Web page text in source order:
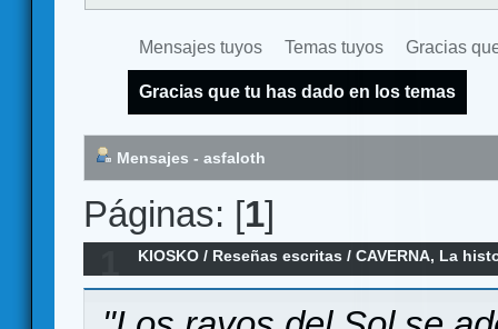
Mensajes tuyos Temas tuyos Gracias
Gracias que tu has dado en los temas
Mensajes - asfaloth
Páginas: [1]
KIOSKO / Reseñas escritas /CAVERNA, La
llena de jabalíes (Torkereseña)